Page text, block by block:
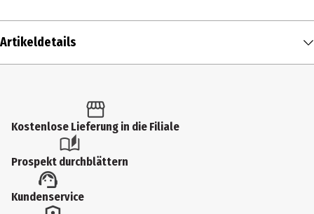
Artikeldetails
Produkttyp
Altersempfehlung ab
14 Jahre
Kostenlose Lieferung in die Filiale
Prospekt durchblättern
Kundenservice